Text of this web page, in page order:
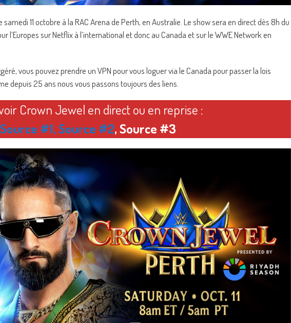
11 octobre à la RAC Arena de Perth, en Australie. Le show sera en direct dès 8h du
l’Europes sur Netflix à l’international et donc au Canada et sur le WWE Network en
vous pouvez prendre un VPN pour vous loguer via le Canada pour passer la lois
depuis 25 ans nous vous passons toujours des liens.
Crown Jewel en direct ou en reprise :
Source #1,Source #2, Source #3